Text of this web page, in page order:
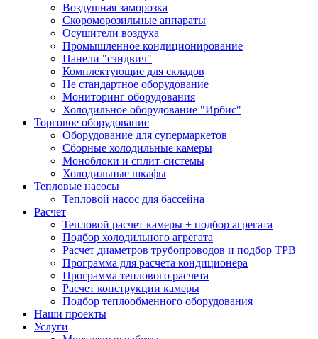
Воздушная заморозка
Скороморозильные аппараты
Осушители воздуха
Промышленное кондиционирование
Панели "сэндвич"
Комплектующие для складов
Не стандартное оборудование
Мониторинг оборудования
Холодильное оборудование "Ирбис"
Торговое оборудование
Оборудование для супермаркетов
Сборные холодильные камеры
Моноблоки и сплит-системы
Холодильные шкафы
Тепловые насосы
Тепловой насос для бассейна
Расчет
Тепловой расчет камеры + подбор агрегата
Подбор холодильного агрегата
Расчет диаметров трубопроводов и подбор ТРВ
Программа для расчета кондиционера
Программа теплового расчета
Расчет конструкции камеры
Подбор теплообменного оборудования
Наши проекты
Услуги